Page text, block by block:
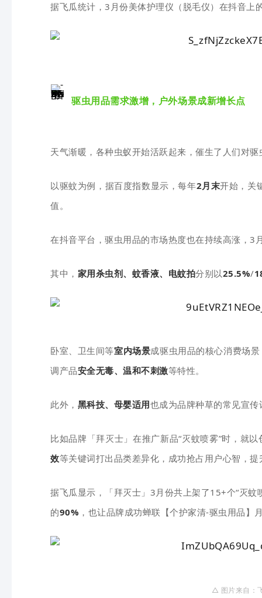
据飞瓜统计，3月份美体护理仪（脱毛仪）在抖音上
驱虫用品需求激增，户外场景成新增长点
天气渐暖，各种虫蚁开始活跃起来，催生了人们对
以驱蚊为例，据百度指数显示，每年2月末开始，关
值。
在抖音平台，驱虫用品的市场热度也在持续高涨，3
其中， 家用杀虫剂、蚊香液、电蚊拍分别以25.5%/
卧室、卫生间等室内场景成驱虫用品的核心消费场
调产品安全无毒、温和不刺激等特性。
此外， 黑科技、母婴适用也成为品牌种草的常见宣传
比如品牌「拜灭士」在推广新品“灭蚊喷雾”时，就
效等关键词打出品类差异化，成功抢占用户心智，
据飞瓜显示，「拜灭士」3月份共上架了15+个“灭蚊
的90% ，也让品牌成功蝉联【个护家清-驱虫用品】
△ 图片来自：